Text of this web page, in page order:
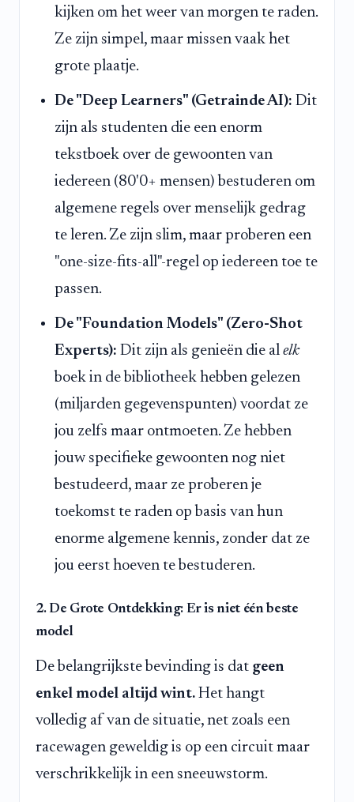
kijken om het weer van morgen te raden.
Ze zijn simpel, maar missen vaak het
grote plaatje.
De "Deep Learners" (Getrainde AI): Dit
zijn als studenten die een enorm
tekstboek over de gewoonten van
iedereen (80'0+ mensen) bestuderen om
algemene regels over menselijk gedrag
te leren. Ze zijn slim, maar proberen een
"one-size-fits-all"-regel op iedereen toe te
passen.
De "Foundation Models" (Zero-Shot
Experts): Dit zijn als genieën die al elk
boek in de bibliotheek hebben gelezen
(miljarden gegevenspunten) voordat ze
jou zelfs maar ontmoeten. Ze hebben
jouw specifieke gewoonten nog niet
bestudeerd, maar ze proberen je
toekomst te raden op basis van hun
enorme algemene kennis, zonder dat ze
jou eerst hoeven te bestuderen.
2. De Grote Ontdekking: Er is niet één beste
model
De belangrijkste bevinding is dat geen
enkel model altijd wint. Het hangt
volledig af van de situatie, net zoals een
racewagen geweldig is op een circuit maar
verschrikkelijk in een sneeuwstorm.